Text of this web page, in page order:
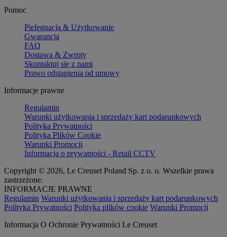
Pomoc
Pielęgnacja & Użytkowanie
Gwarancja
FAQ
Dostawa & Zwroty
Skontaktuj się z nami
Prawo odstąpienia od umowy
Informacje prawne
Regulamin
Warunki użytkowania i sprzedaży kart podarunkowych
Polityka Prywatności
Polityka Plików Cookie
Warunki Promocji
Informacja o prywatności - Retail CCTV
Copyright © 2026, Le Creuset Poland Sp. z o. o. Wszelkie prawa
zastrzeżone.
INFORMACJE PRAWNE
Regulamin Warunki użytkowania i sprzedaży kart podarunkowych
Polityka Prywatności Polityka plików cookie Warunki Promocji
Informacja O Ochronie Prywatności Le Creuset